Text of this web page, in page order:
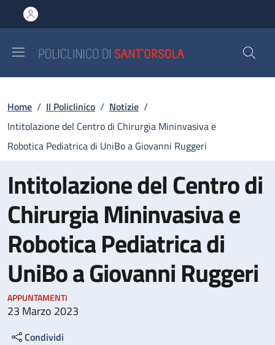
al contenuto principale
to footer content
Briciole di pane
Home / Il Policlinico / Notizie /
Intitolazione del Centro di Chirurgia Mininvasiva e
Robotica Pediatrica di UniBo a Giovanni Ruggeri
Intitolazione del Centro di
Chirurgia Mininvasiva e
Robotica Pediatrica di
UniBo a Giovanni Ruggeri
APPUNTAMENTI
23 Marzo 2023
Condividi